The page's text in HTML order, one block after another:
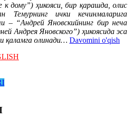
дому”) ҳикояси, бир қарашда, олис
Темурнинг ички кечинмаларига
– “Андрей Яновскийнинг бир неча
Андрея Яновского”) ҳикоясида эса
қаламга олинади… Davomini o'qish